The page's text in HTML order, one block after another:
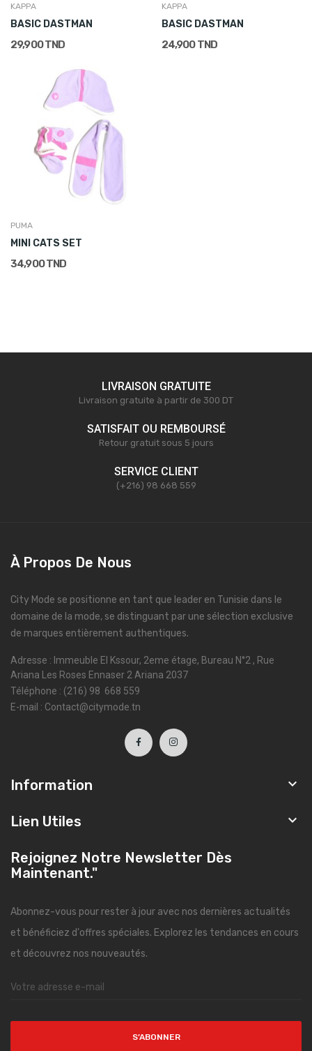
KAPPA
BASIC DASTMAN
29,900 TND
KAPPA
BASIC DASTMAN
24,900 TND
PUMA
MINI CATS SET
34,900 TND
LIVRAISON GRATUITE
Livraison gratuite à partir de 300 DT
SATISFAIT OU REMBOURSÉ
Retour gratuit sous 5 jours
SERVICE CLIENT
(+216) 98 668 559
À Propos De Nous
City Mode se positionne en tant que leader en Tunisie dans le
domaine de la mode, se distinguant par une sélection exclusive
de marques entièrement authentiques.
Adresse : Immeuble El Kssour, 2eme étage, Bureau N°2 , Rue
Ariana Les Roses Ennaser 2 Ariana 2037
Téléphone : (216) 98 668 559
E-mail : Contact@citymode.tn
Information 
Lien Utiles 
Rejoignez Notre Newsletter Dès
Maintenant."
Abonnez-vous pour rester à jour avec nos dernières actualités
et bénéficiez d'offres spéciales. Explorez les tendances en cours
et découvrez nos nouveautés.
S’ABONNER